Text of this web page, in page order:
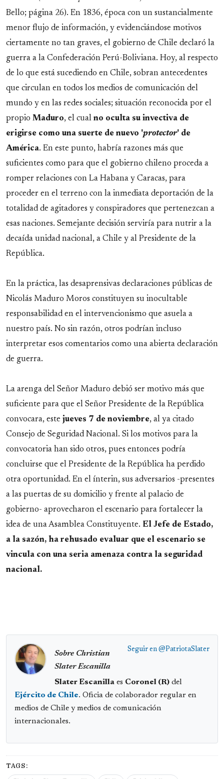
Bello; página 26). En 1836, época con un sustancialmente
menor flujo de información, y evidenciándose motivos
ciertamente no tan graves, el gobierno de Chile declaró la
guerra a la Confederación Perú-Boliviana. Hoy, al respecto
de lo que está sucediendo en Chile, sobran antecedentes
que circulan en todos los medios de comunicación del
mundo y en las redes sociales; situación reconocida por el
propio Maduro, el cual no oculta su invectiva de
erigirse como una suerte de nuevo 'protector' de
América. En este punto, habría razones más que
suficientes como para que el gobierno chileno proceda a
romper relaciones con La Habana y Caracas, para
proceder en el terreno con la inmediata deportación de la
totalidad de agitadores y conspiradores que pertenezcan a
esas naciones. Semejante decisión serviría para nutrir a la
decaída unidad nacional, a Chile y al Presidente de la
República.
En la práctica, las desaprensivas declaraciones públicas de
Nicolás Maduro Moros constituyen su inocultable
responsabilidad en el intervencionismo que asuela a
nuestro país. No sin razón, otros podrían incluso
interpretar esos comentarios como una abierta declaración
de guerra.
La arenga del Señor Maduro debió ser motivo más que
suficiente para que el Señor Presidente de la República
convocara, este jueves 7 de noviembre, al ya citado
Consejo de Seguridad Nacional. Si los motivos para la
convocatoria han sido otros, pues entonces podría
concluirse que el Presidente de la República ha perdido
otra oportunidad. En el ínterin, sus adversarios -presentes
a las puertas de su domicilio y frente al palacio de
gobierno- aprovecharon el escenario para fortalecer la
idea de una Asamblea Constituyente. El Jefe de Estado,
a la sazón, ha rehusado evaluar que el escenario se
vincula con una seria amenaza contra la seguridad
nacional.
Seguir en @PatriotaSlater
Sobre Christian
Slater Escanilla
Slater Escanilla es Coronel (R) del
Ejército de Chile. Oficia de colaborador regular en
medios de Chile y medios de comunicación
internacionales.
TAGS: